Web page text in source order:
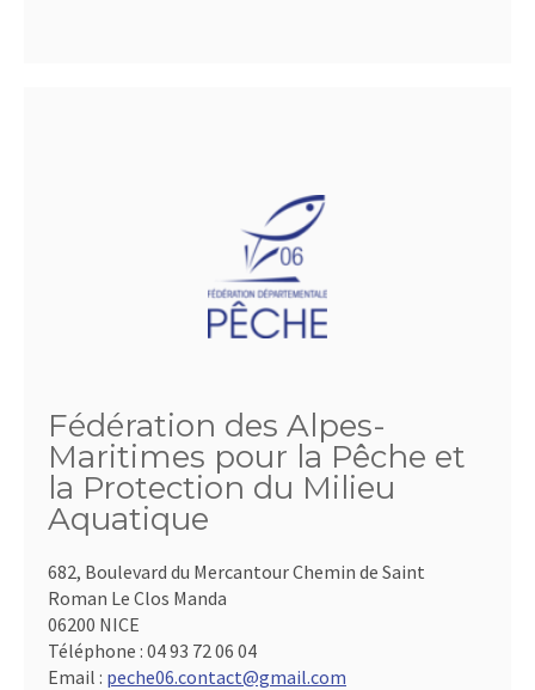
Fédération des Alpes-
Maritimes pour la Pêche et
la Protection du Milieu
Aquatique
682, Boulevard du Mercantour Chemin de Saint
Roman Le Clos Manda
06200 NICE
Téléphone : 04 93 72 06 04
Email : peche06.contact@gmail.com